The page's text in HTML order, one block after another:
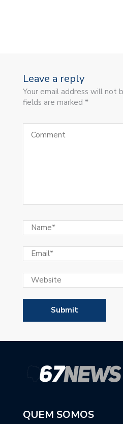
Leave a reply
Your email address will not
fields are marked *
QUEM SOMOS